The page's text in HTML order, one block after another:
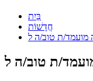
בַּיִת
חֲדָשׁוֹת